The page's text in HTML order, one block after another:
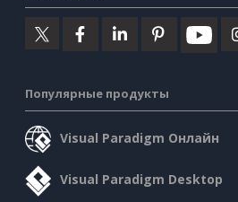
Популярные продукты
Visual Paradigm Онлайн
Visual Paradigm Desktop